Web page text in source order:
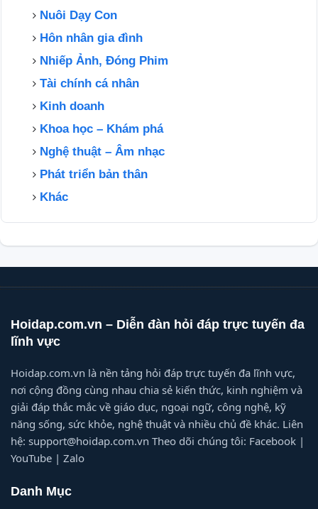
Nuôi Dạy Con
Hôn nhân gia đình
Nhiếp Ảnh, Đóng Phim
Tài chính cá nhân
Kinh doanh
Khoa học – Khám phá
Nghệ thuật – Âm nhạc
Phát triển bản thân
Khác
Hoidap.com.vn – Diễn đàn hỏi đáp trực tuyến đa
lĩnh vực
Hoidap.com.vn là nền tảng hỏi đáp trực tuyến đa lĩnh vực,
nơi cộng đồng cùng nhau chia sẻ kiến thức, kinh nghiệm và
giải đáp thắc mắc về giáo dục, ngoại ngữ, công nghệ, kỹ
năng sống, sức khỏe, nghệ thuật và nhiều chủ đề khác. Liên
hệ: support@hoidap.com.vn Theo dõi chúng tôi: Facebook |
YouTube | Zalo
Danh Mục